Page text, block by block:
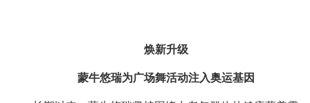
焕新升级
蒙牛悠瑞为广场舞活动注入奥运基因